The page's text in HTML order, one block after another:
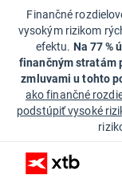
Finančné
vysokým rizikom
efektu. Na 77 %
finančným stratám
zmluvami u tohto
ako finančné
podstúpiť vysoké